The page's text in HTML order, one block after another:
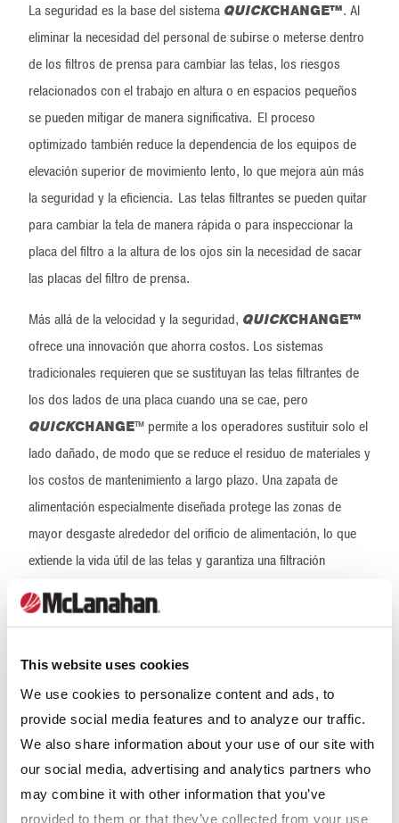
This website uses cookies
We use cookies to personalize content and ads, to
provide social media features and to analyze our traffic.
We also share information about your use of our site with
our social media, advertising and analytics partners who
may combine it with other information that you’ve
provided to them or that they’ve collected from your use
La seguridad es la base del sistema QUICKCHANGE™. Al
eliminar la necesidad del personal de subirse o meterse dentro
de los filtros de prensa para cambiar las telas, los riesgos
relacionados con el trabajo en altura o en espacios pequeños
se pueden mitigar de manera significativa. El proceso
optimizado también reduce la dependencia de los equipos de
elevación superior de movimiento lento, lo que mejora aún más
la seguridad y la eficiencia. Las telas filtrantes se pueden quitar
para cambiar la tela de manera rápida o para inspeccionar la
placa del filtro a la altura de los ojos sin la necesidad de sacar
las placas del filtro de prensa.
Más allá de la velocidad y la seguridad, QUICKCHANGE™
ofrece una innovación que ahorra costos. Los sistemas
tradicionales requieren que se sustituyan las telas filtrantes de
los dos lados de una placa cuando una se cae, pero
QUICKCHANGE™ permite a los operadores sustituir solo el
lado dañado, de modo que se reduce el residuo de materiales y
los costos de mantenimiento a largo plazo. Una zapata de
alimentación especialmente diseñada protege las zonas de
mayor desgaste alrededor del orificio de alimentación, lo que
extiende la vida útil de las telas y garantiza una filtración
consistente y de alto rendimiento.
“La eficiencia y la seguridad impulsan todo lo que hacemos”,
menciona Cory Jenson, vicepresidente ejecutivo de Desarrollo
desde 1907, hemos creado un cambio.
CHANGE
™
logra que las plantas vuelvan a funcionar de manera más rápida
y segura, ya que reduce el tiempo de inactividad a causa de los
cambios de las telas filtrantes”.